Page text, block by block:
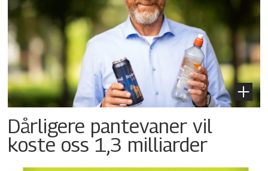
Dårligere pantevaner vil
koste oss 1,3 milliarder